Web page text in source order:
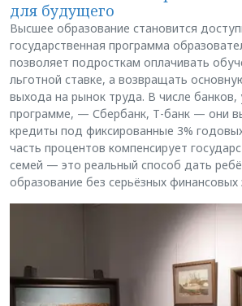
для будущего
Высшее образование становится
государственная программа
позволяет подросткам оплачивать
льготной ставке, а возвращать
выхода на рынок труда. В числе
программе, — Сбербанк, Т-банк — они
кредиты под фиксированные 3%
часть процентов компенсирует
семей — это реальный способ дать
образование без серьёзных финансовых